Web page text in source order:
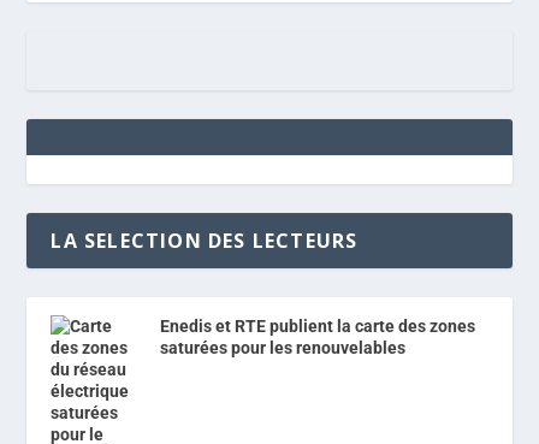
LA SELECTION DES LECTEURS
Enedis et RTE publient la carte des zones
saturées pour les renouvelables